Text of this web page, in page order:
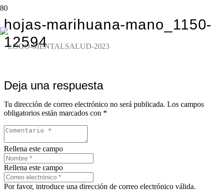
hojas-marihuana-mano_1150-
12594
Deja una respuesta
Tu dirección de correo electrónico no será publicada. Los campos
obligatorios están marcados con *
Rellena este campo
Rellena este campo
Por favor, introduce una dirección de correo electrónico válida.